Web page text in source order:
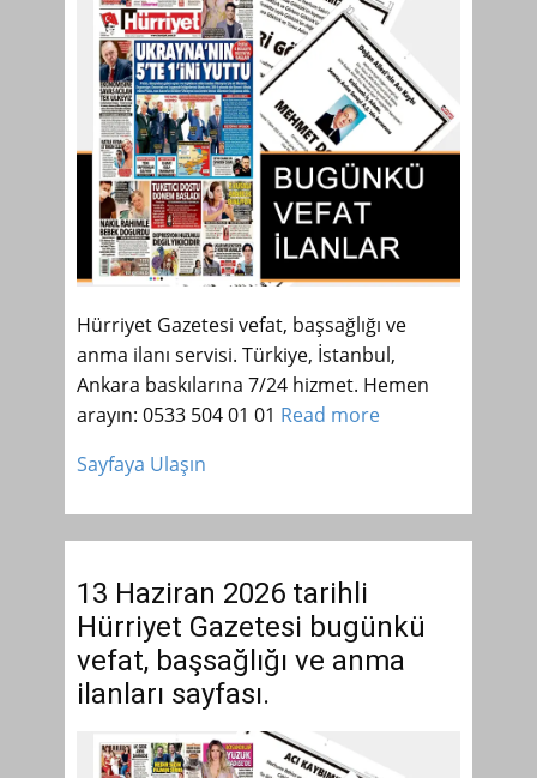
Hürriyet Gazetesi vefat, başsağlığı ve
anma ilanı servisi. Türkiye, İstanbul,
Ankara baskılarına 7/24 hizmet. Hemen
arayın: 0533 504 01 01 Read more
Sayfaya Ulaşın
13 Haziran 2026 tarihli
Hürriyet Gazetesi bugünkü
vefat, başsağlığı ve anma
ilanları sayfası.